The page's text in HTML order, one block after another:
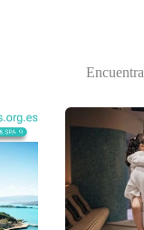
Encuentra